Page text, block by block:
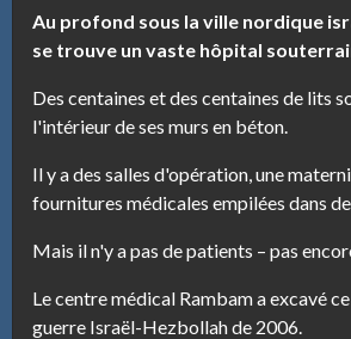
Au profond sous la ville nordique
se trouve un vaste hôpital
Des centaines et des centaines de lits
l'intérieur de ses murs en béton.
Il y a des salles d'opération, une
fournitures médicales empilées dans
Mais il n'y a pas de patients – pas
Le centre médical Rambam a excavé
guerre Israël-Hezbollah de 2006.